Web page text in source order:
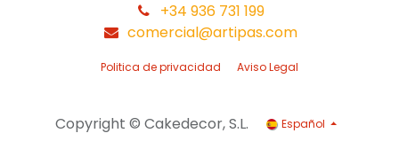
+34 936 731 199
comercial@artipas.com
Politica de privacidad Aviso Legal
Copyright © Cakedecor, S.L. Español